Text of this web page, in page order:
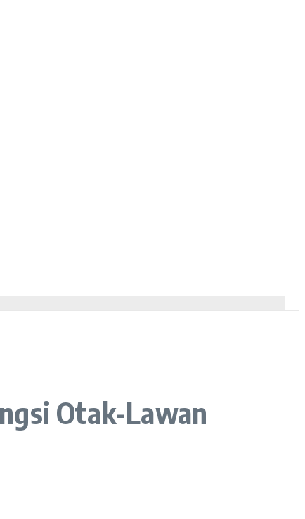
Otak-Lawan